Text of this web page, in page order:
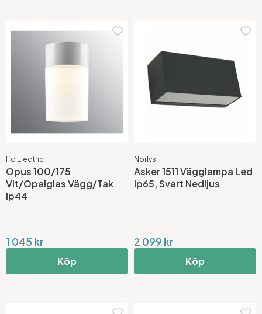
Ifö Electric
Opus 100/175
Vit/Opalglas Vägg/Tak
Ip44
1 045 kr
Köp
Norlys
Asker 1511 Vägglampa Led
Ip65, Svart Nedljus
2 099 kr
Köp